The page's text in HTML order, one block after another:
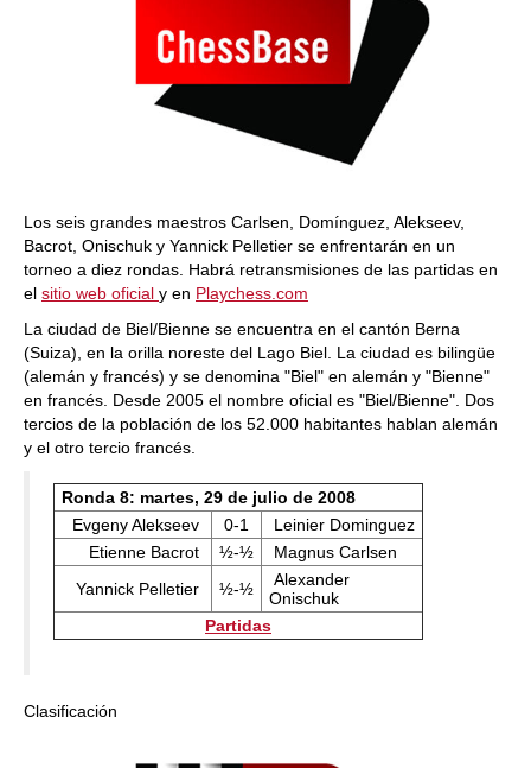
Los seis grandes maestros Carlsen, Domínguez, Alekseev,
Bacrot, Onischuk y Yannick Pelletier se enfrentarán en un
torneo a diez rondas. Habrá retransmisiones de las partidas en
el sitio web oficial y en Playchess.com
La ciudad de Biel/Bienne se encuentra en el cantón Berna
(Suiza), en la orilla noreste del Lago Biel. La ciudad es bilingüe
(alemán y francés) y se denomina "Biel" en alemán y "Bienne"
en francés. Desde 2005 el nombre oficial es "Biel/Bienne". Dos
tercios de la población de los 52.000 habitantes hablan alemán
y el otro tercio francés.
Ronda 8: martes, 29 de julio de 2008
Evgeny Alekseev
0-1
Leinier Dominguez
Etienne Bacrot
½-½
Magnus Carlsen
Yannick Pelletier
½-½
Alexander
Onischuk
Partidas
Clasificación